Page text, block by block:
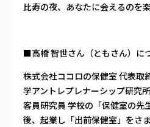
比寿の夜、あなたに会えるのを
■高橋 智世さん（ともさん）に
株式会社ココロの保健室 代表取
学アントレプレナーシップ研究所
客員研究員 学校の「保健室の先
後、起業し「出前保健室」をさ